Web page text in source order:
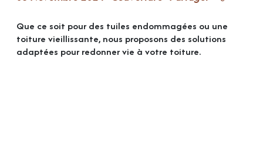
Que ce soit pour des tuiles endommagées ou une
toiture vieillissante, nous proposons des solutions
adaptées pour redonner vie à votre toiture.